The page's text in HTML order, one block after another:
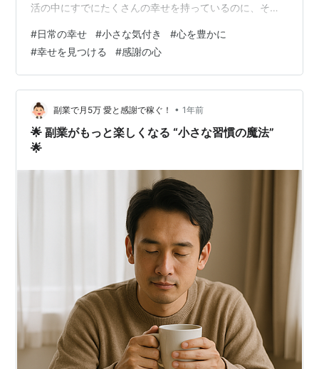
活の中にすでにたくさんの幸せを持っているのに、それ
は、日常の幸せに隠れている"忘れている幸せ"を思い出
すヒントをご紹介します。 小さな気付きを大切にするこ
とで、心が軽くなり、今ある日常がもっと豊かに感じら
れるようになります。 すぐに取り入れられる実践的な方
法もまとめていますので、ぜひ最後まで読んでみてくだ
さい。 なぜ日常の幸せに気づけない…
#日常の幸せ #小さな気付き #心を豊かに
#幸せを見つける #感謝の心
副業で月5万 愛と感謝で稼ぐ！ • 1年前
🌟 副業がもっと楽しくなる “小さな習慣の魔法”
🌟